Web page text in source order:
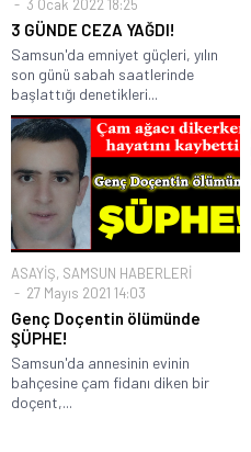
3 Ocak 2022 18:25
3 GÜNDE CEZA YAĞDI!
Samsun'da emniyet güçleri, yılın
son günü sabah saatlerinde
başlattığı denetikleri...
ASAYİŞ, SAMSUN HABERLERİ
27 Mayıs 2021 14:03
Genç Doçentin ölümünde
ŞÜPHE!
Samsun'da annesinin evinin
bahçesine çam fidanı diken bir
doçent,...